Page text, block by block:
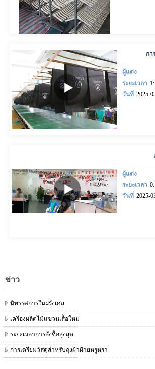
กา
ผู้แต่ง
ระยะเวลา
วันที่ 2025-
ผู้แต่ง
ระยะเวลา
วันที่ 2025-
ข่าว
นิทรรศการในฝรั่งเศส
เครื่องผลิตไม้แขวนเสื้อใหม่
ระยะเวลาการสั่งซื้อสูงสุด
การเตรียมวัสดุสำหรับถุงผ้าฝ้ายหรูหรา